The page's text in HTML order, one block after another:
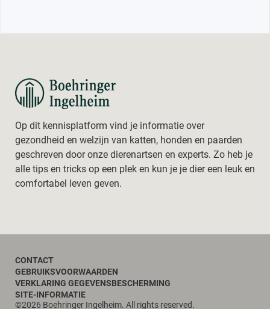
Op dit kennisplatform vind je informatie over
gezondheid en welzijn van katten, honden en paarden
geschreven door onze dierenartsen en experts. Zo heb je
alle tips en tricks op een plek en kun je je dier een leuk en
comfortabel leven geven.
Footer
CONTACT
GEBRUIKSVOORWAARDEN
VERKLARING GEGEVENSBESCHERMING
SITE-INFORMATIE
©2026 Boehringer Ingelheim. All rights reserved.